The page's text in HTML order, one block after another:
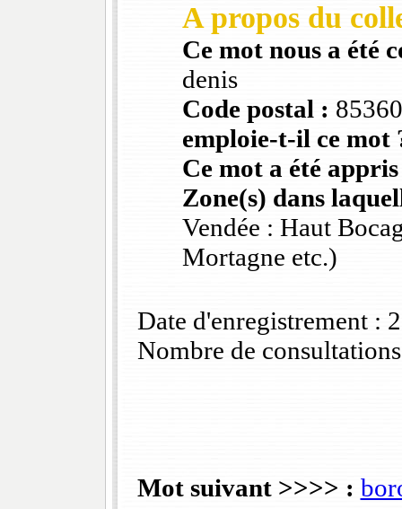
A propos du
Ce mot nous a été
denis
Code postal :
emploie-t-il ce mot
Ce mot a été
Zone(s) dans
Vendée : Haut
Mortagne etc.)
Date d'enregistrement :
Nombre de
Mot suivant >>>> :